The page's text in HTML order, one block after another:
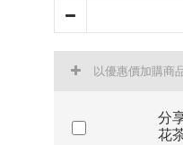
以優惠價加購商
分
花